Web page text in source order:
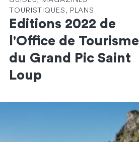
TOURISTIQUES, PLANS
Editions 2022 de
l'Office de Tourisme
du Grand Pic Saint
Loup